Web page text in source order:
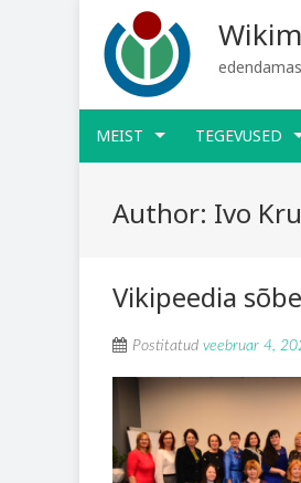
MEIST TEGEVUSED
Author: Ivo
Vikipeedia
Postitatud veebruar 4,